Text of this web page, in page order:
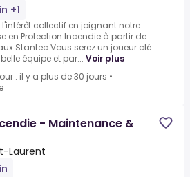
+1
collectif en joignant notre
en Protection Incendie à partir de
Stantec.Vous serez un joueur clé
équipe et par... Voir plus
: il y a plus de 30 jours •
- Maintenance &
Laurent